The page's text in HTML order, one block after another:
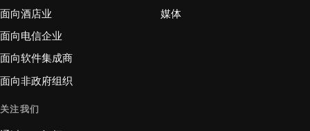
面向酒店业
面向电信企业
面向软件集成商
面向非政府组织
媒体
关注我们